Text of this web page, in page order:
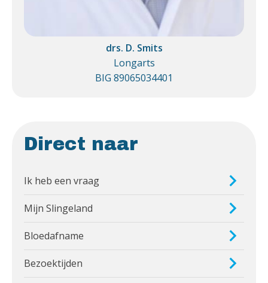
drs. D. Smits
Longarts
BIG 89065034401
Direct naar
Ik heb een vraag
Mijn Slingeland
Bloedafname
Bezoektijden